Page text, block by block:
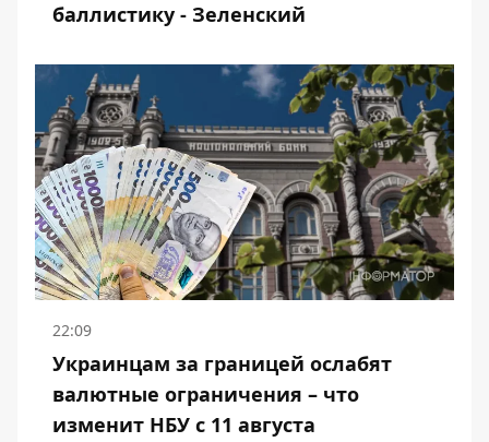
баллистику - Зеленский
22:09
Украинцам за границей ослабят
валютные ограничения – что
изменит НБУ с 11 августа